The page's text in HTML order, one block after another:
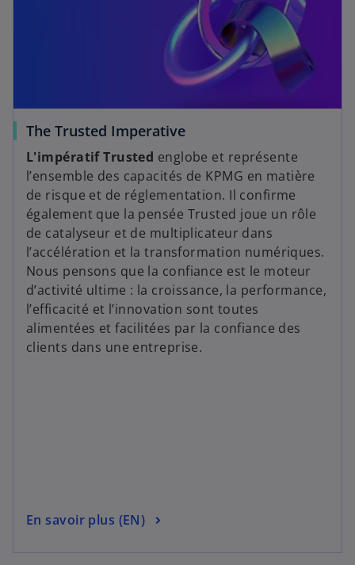
n
o
u
v
e
l
o
n
g
l
e
t
The Trusted Imperatives
o
u
v
r
e
d
a
n
s
u
n
l
L'impératif Trusted englobe et représente
l’ensemble des capacités de KPMG en matière
de risque et de réglementation. Il confirme
également que la pensée Trusted joue un rôle
de catalyseur et de multiplicateur dans
l’accélération et la transformation numériques.
Nous pensons que la confiance est le moteur
d’activité ultime : la croissance, la performance,
l’efficacité et l’innovation sont toutes
alimentées et facilitées par la confiance des
clients dans une entreprise.
En savoir plus (EN)
s
o
u
r